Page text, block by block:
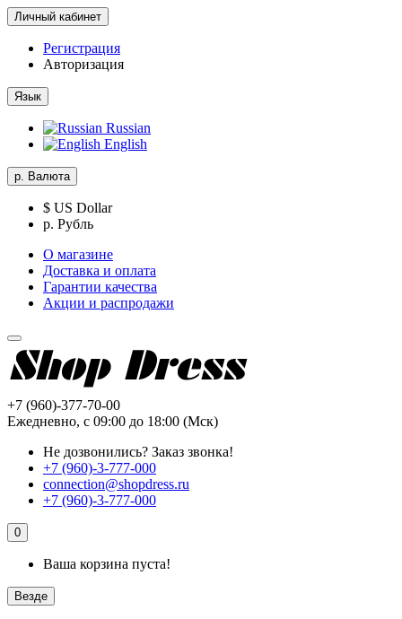
Личный кабинет
Регистрация
Авторизация
Язык
Russian
English
р. Валюта
$ US Dollar
р. Рубль
О магазине
Доставка и оплата
Гарантии качества
Акции и распродажи
+7 (960)-377-70-00
Ежедневно, с 09:00 до 18:00 (Мск)
Не дозвонились? Заказ звонка!
+7 (960)-3-777-000
connection@shopdress.ru
+7 (960)-3-777-000
0
Ваша корзина пуста!
Везде